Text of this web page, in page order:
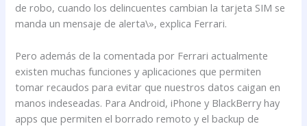
de robo, cuando los delincuentes cambian la tarjeta SIM se
manda un mensaje de alerta\», explica Ferrari.
Pero además de la comentada por Ferrari actualmente
existen muchas funciones y aplicaciones que permiten
tomar recaudos para evitar que nuestros datos caigan en
manos indeseadas. Para Android, iPhone y BlackBerry hay
apps que permiten el borrado remoto y el backup de